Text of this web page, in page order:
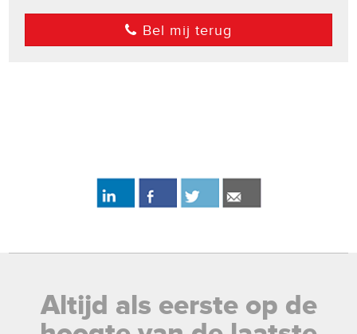
Bel mij terug
Altijd als eerste op de